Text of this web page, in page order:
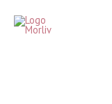
indholdet